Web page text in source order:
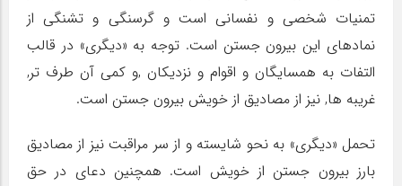
تمنیات شخصی و نفسانی است و گرسنگی و تشنگی از
نمادهای این بیرون جستن است. توجه به «دیگری» در قالب
التفات به همسایگان و اقوام و نزدیکان ,و کمی آن طرف تر,
غریبه ها, نیز از مصادیق از خویش بیرون جستن است.
تحمل «دیگری» به نحو شایسته و از سر مراقبت نیز از مصادیق
بارز بیرون جستن از خویش است. همچنین دعای در حق